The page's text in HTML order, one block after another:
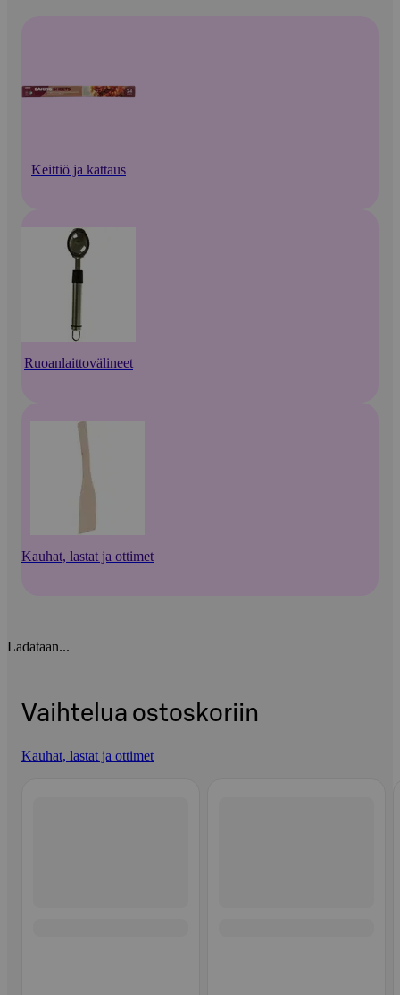
Keittiö ja kattaus
Ruoanlaittovälineet
Kauhat, lastat ja ottimet
Ladataan...
Vaihtelua ostoskoriin
Kauhat, lastat ja ottimet